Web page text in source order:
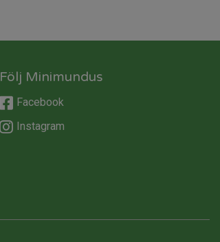
Följ Minimundus
Facebook
Instagram